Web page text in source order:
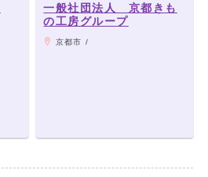
一般社団法人 京都きも
の工房グループ
京都市 /